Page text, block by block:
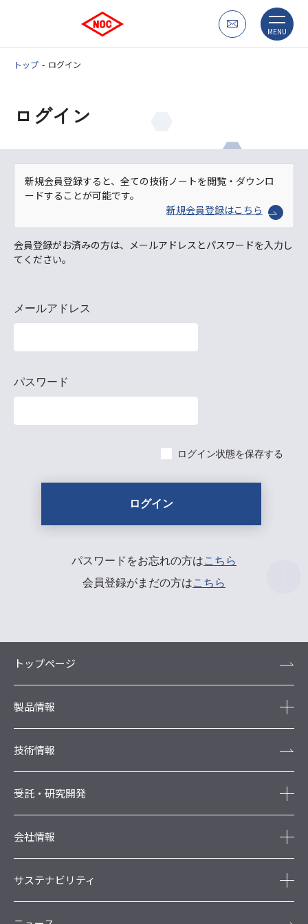
MENU
トップ ログイン
ログイン
新規会員登録すると、全ての技術ノートを閲覧・ダウンロ
ードすることが可能です。
新規会員登録はこちら
会員登録がお済みの方は、メールアドレスとパスワードを入力し
てください。
メールアドレス
パスワード
ログイン状態を保存する
パスワードをお忘れの方はこちら
会員登録がまだの方はこちら
トップページ
製品情報
技術情報
受託・研究開発
会社情報
サステナビリティ